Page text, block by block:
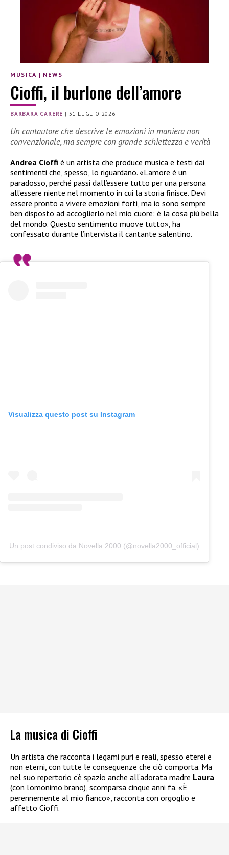
MUSICA | NEWS
Cioffi, il burlone dell’amore
BARBARA CARERE | 31 LUGLIO 2026
Un cantautore che descrive le emozioni in maniera non
convenzionale, ma sempre con grande schiettezza e verità
Andrea Cioffi è un artista che produce musica e testi dai
sentimenti che, spesso, lo riguardano. «L’amore è un
paradosso, perché passi dall’essere tutto per una persona
all’essere niente nel momento in cui la storia finisce. Devi
essere pronto a vivere emozioni forti, ma io sono sempre
ben disposto ad accoglierlo nel mio cuore: è la cosa più bella
del mondo. Questo sentimento muove tutto», ha
confessato durante l’intervista il cantante salentino.
Visualizza questo post su Instagram
Un post condiviso da Novella 2000 (@novella2000_official)
La musica di Cioffi
Un artista che racconta i legami puri e reali, spesso eterei e
non eterni, con tutte le conseguenze che ciò comporta. Ma
nel suo repertorio c’è spazio anche all’adorata madre Laura
(con l’omonimo brano), scomparsa cinque anni fa. «È
perennemente al mio fianco», racconta con orgoglio e
affetto Cioffi.